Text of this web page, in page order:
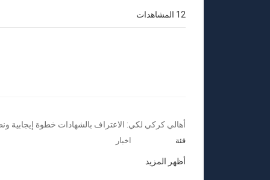
12 المشاهدات
⁣أهالي كركي لكي: الاعتراف بالشهادات خطوة إيجابية
فئة اخبار
أظهر المزيد